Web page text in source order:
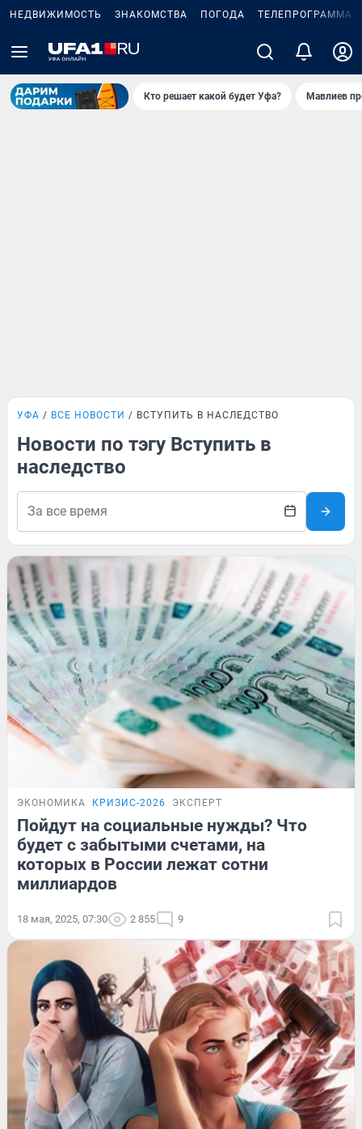
НЕДВИЖИМОСТЬ ЗНАКОМСТВА ПОГОДА ТЕЛЕПРОГРАММА
Кто решает какой будет Уфа? Мавлиев
УФА ВСЕ НОВОСТИ ВСТУПИТЬ В НАСЛЕДСТВО
Новости по тэгу Вступить в
наследство
ЭКОНОМИКА КРИЗИС-2026 ЭКСПЕРТ
Пойдут на социальные нужды? Что
будет с забытыми счетами, на
которых в России лежат сотни
миллиардов
18 мая, 2025, 07:30 2 855 9